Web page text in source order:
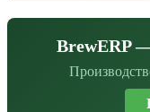
BrewERP